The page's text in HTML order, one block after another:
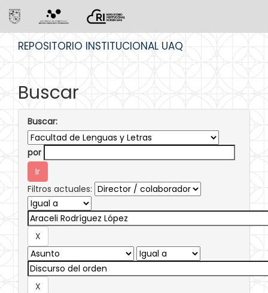
REPOSITORIO INSTITUCIONAL UAQ
Buscar
Buscar:
por
Filtros actuales: